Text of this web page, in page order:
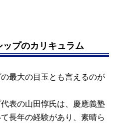
プのカリキュラム
最大の目玉とも言えるのが
表の山田惇氏は、慶應義塾
長年の経験があり、素晴ら